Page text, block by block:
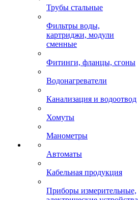
Трубы стальные
Фильтры воды,
картриджи, модули
сменные
Фитинги, фланцы, сгоны
Водонагреватели
Канализация и водоотвод
Хомуты
Манометры
Автоматы
Кабельная продукция
Приборы измерительные,